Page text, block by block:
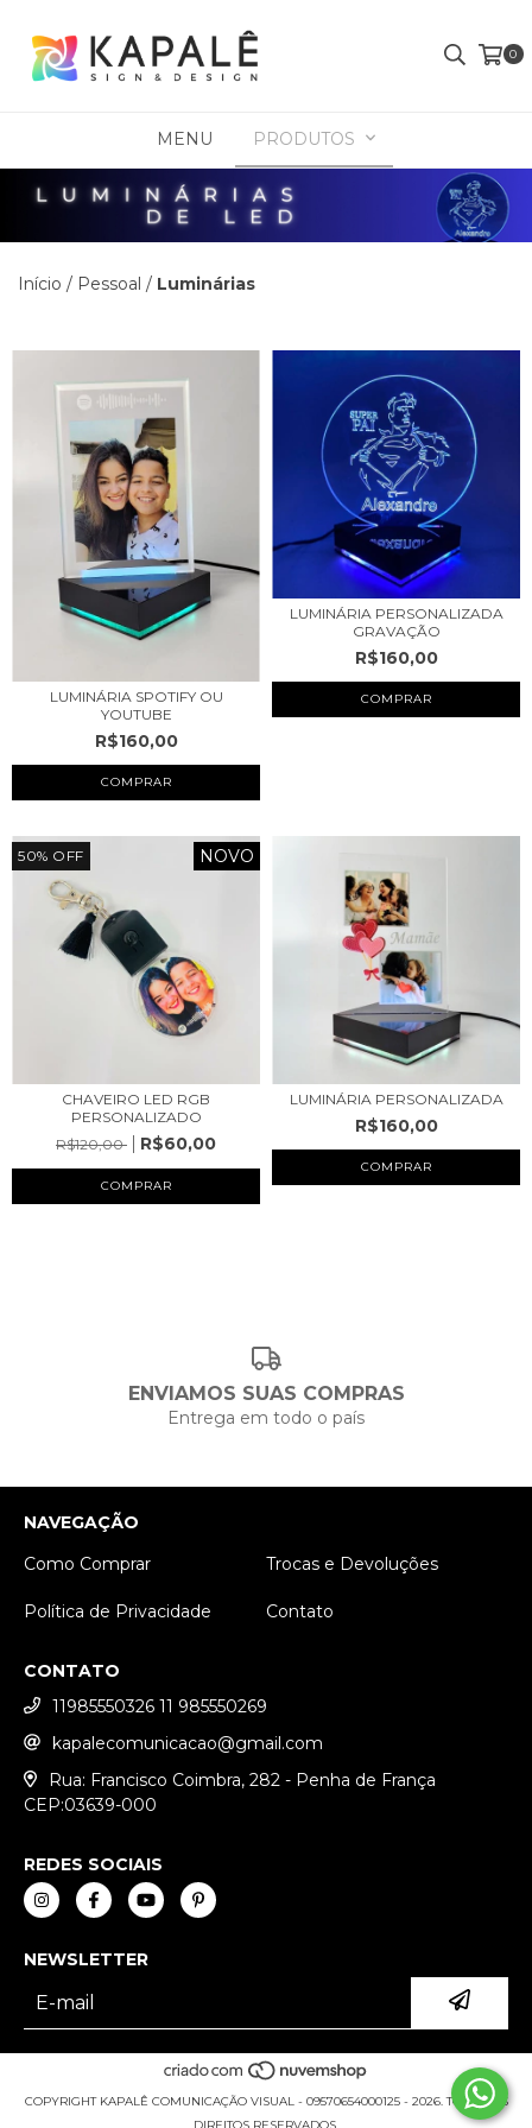
0
MENU PRODUTOS
Início / Pessoal / Luminárias
LUMINÁRIA SPOTIFY OU
YOUTUBE
R$160,00
COMPRAR
LUMINÁRIA PERSONALIZADA
GRAVAÇÃO
R$160,00
50% OFF NOVO
CHAVEIRO LED RGB
PERSONALIZADO
R$120,00
R$60,00
LUMINÁRIA PERSONALIZADA
R$160,00
ENVIAMOS SUAS COMPRAS
Entrega em todo o país
NAVEGAÇÃO
Como Comprar
Trocas e Devoluções
Política de Privacidade Contato
CONTATO
11985550326 11 985550269
kapalecomunicacao@gmail.com
Rua: Francisco Coimbra, 282 - Penha de França
CEP:03639-000
REDES SOCIAIS
NEWSLETTER
COPYRIGHT KAPALÊ COMUNICAÇÃO VISUAL - 09570654000125 - 2026. TODOS OS